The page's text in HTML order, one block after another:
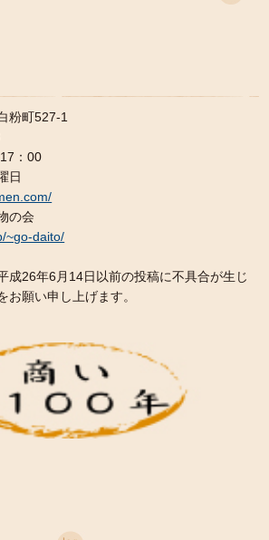
粉町527-1
：00
日
の会
~go-daito/
成26年6月14日以前の投稿に不具合が生じ
お願い申し上げます。